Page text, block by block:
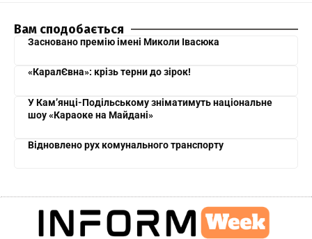
Вам сподобається
Засновано премію імені Миколи Івасюка
«КаралЄвна»: крізь терни до зірок!
У Кам’янці-Подільському зніматимуть національне
шоу «Караоке на Майдані»
Відновлено рух комунального транспорту